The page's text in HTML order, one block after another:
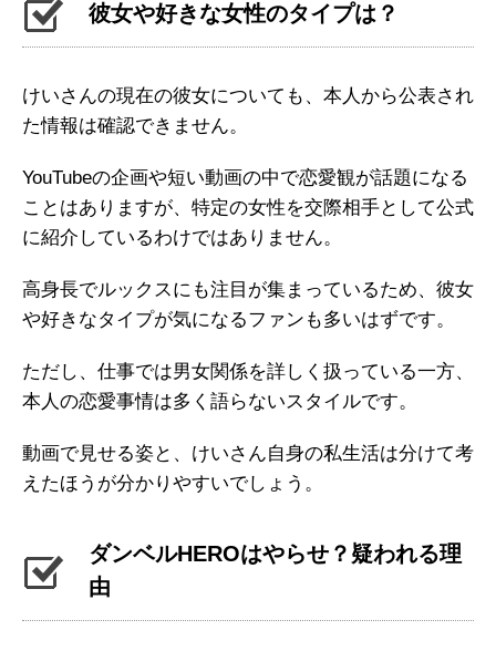
彼女や好きな女性のタイプは？
けいさんの現在の彼女についても、本人から公表され
た情報は確認できません。
YouTubeの企画や短い動画の中で恋愛観が話題になる
ことはありますが、特定の女性を交際相手として公式
に紹介しているわけではありません。
高身長でルックスにも注目が集まっているため、彼女
や好きなタイプが気になるファンも多いはずです。
ただし、仕事では男女関係を詳しく扱っている一方、
本人の恋愛事情は多く語らないスタイルです。
動画で見せる姿と、けいさん自身の私生活は分けて考
えたほうが分かりやすいでしょう。
ダンベルHEROはやらせ？疑われる理
由